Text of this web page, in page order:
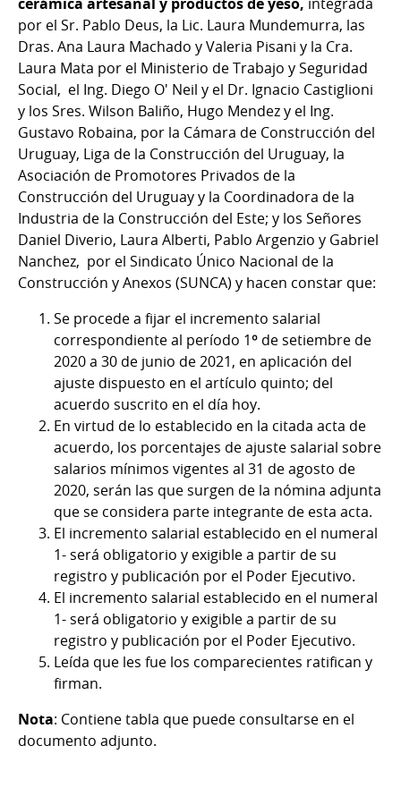
por el Sr. Pablo Deus, la Lic. Laura Mundemurra, las
Dras. Ana Laura Machado y Valeria Pisani y la Cra.
Laura Mata por el Ministerio de Trabajo y Seguridad
Social, el Ing. Diego O' Neil y el Dr. Ignacio Castiglioni
y los Sres. Wilson Baliño, Hugo Mendez y el Ing.
Gustavo Robaina, por la Cámara de Construcción del
Uruguay, Liga de la Construcción del Uruguay, la
Asociación de Promotores Privados de la
Construcción del Uruguay y la Coordinadora de la
Industria de la Construcción del Este; y los Señores
Daniel Diverio, Laura Alberti, Pablo Argenzio y Gabriel
Nanchez, por el Sindicato Único Nacional de la
Construcción y Anexos (SUNCA) y hacen constar que:
Se procede a fijar el incremento salarial
correspondiente al período 1º de setiembre de
2020 a 30 de junio de 2021, en aplicación del
ajuste dispuesto en el artículo quinto; del
acuerdo suscrito en el día hoy.
En virtud de lo establecido en la citada acta de
acuerdo, los porcentajes de ajuste salarial sobre
salarios mínimos vigentes al 31 de agosto de
2020, serán las que surgen de la nómina adjunta
que se considera parte integrante de esta acta.
El incremento salarial establecido en el numeral
1- será obligatorio y exigible a partir de su
registro y publicación por el Poder Ejecutivo.
El incremento salarial establecido en el numeral
1- será obligatorio y exigible a partir de su
registro y publicación por el Poder Ejecutivo.
Leída que les fue los comparecientes ratifican y
firman.
Nota: Contiene tabla que puede consultarse en el
documento adjunto.